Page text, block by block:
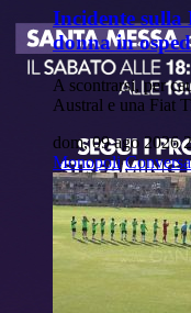
Incidente sulla
donna in
A scontrarsi, per
Austral e una Fiat
dom, 09 ago 2026
Monopoli